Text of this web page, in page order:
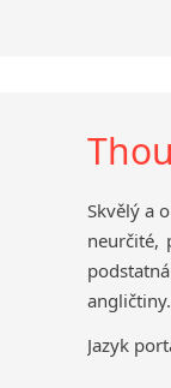
Skvělý a
neurčité,
angličtiny.
Jazyk